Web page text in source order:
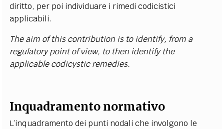
diritto, per poi individuare i rimedi codicistici
applicabili.
The aim of this contribution is to identify, from a
regulatory point of view, to then identify the
applicable codicystic remedies.
Inquadramento normativo
L’inquadramento dei punti nodali che involgono le